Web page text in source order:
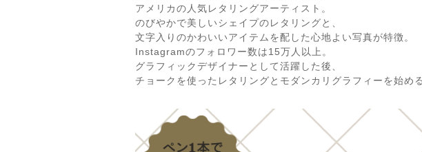
アメリカの人気レタリングアーティスト。
のびやかで美しいシェイプのレタリングと、
文字入りのかわいいアイテムを配した心地よい写真が特徴。
Instagramのフォロワー数は15万人以上。
グラフィックデザイナーとして活躍した後、
チョークを使ったレタリングとモダンカリグラフィーを始める